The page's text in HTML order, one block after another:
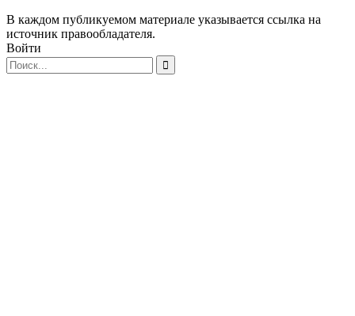
В каждом публикуемом материале указывается ссылка на
источник правообладателя.
Войти